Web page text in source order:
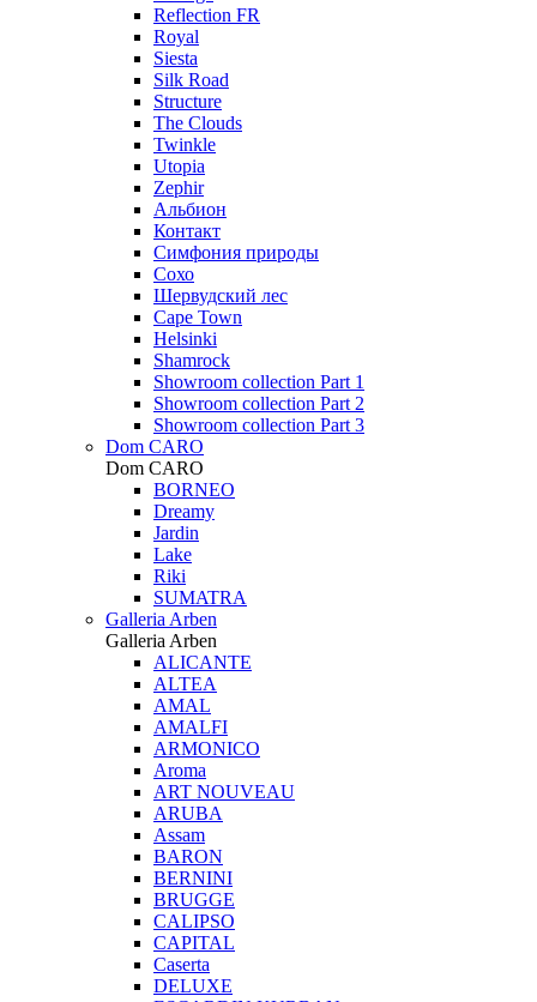
Reflection FR
Royal
Siesta
Silk Road
Structure
The Clouds
Twinkle
Utopia
Zephir
Альбион
Контакт
Симфония природы
Сохо
Шервудский лес
Cape Town
Helsinki
Shamrock
Showroom collection Part 1
Showroom collection Part 2
Showroom collection Part 3
Dom CARO
Dom CARO
BORNEO
Dreamy
Jardin
Lake
Riki
SUMATRA
Galleria Arben
Galleria Arben
ALICANTE
ALTEA
AMAL
AMALFI
ARMONICO
Aroma
ART NOUVEAU
ARUBA
Assam
BARON
BERNINI
BRUGGE
CALIPSO
CAPITAL
Caserta
DELUXE